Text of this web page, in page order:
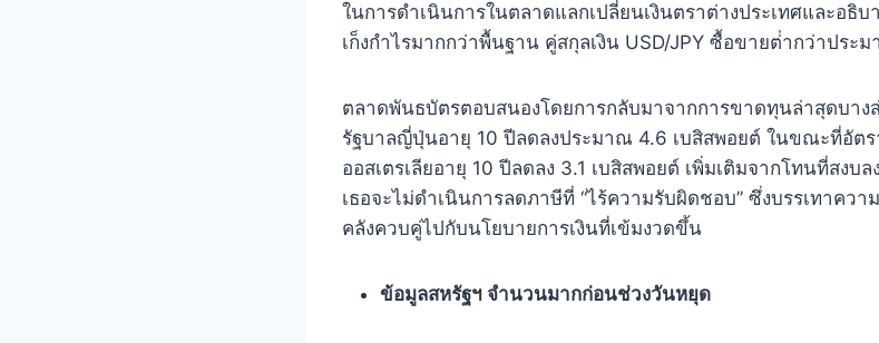
ในการดําเนินการในตลาดแลกเปลี่ยนเงินตราต่างประเทศและอธิ
เก็งกําไรมากกว่าพื้นฐาน คู่สกุลเงิน USD/JPY ซื้อขายต่ํากว่าประ
ตลาดพันธบัตรตอบสนองโดยการกลับมาจากการขาดทุนล่าสุดบา
รัฐบาลญี่ปุ่นอายุ 10 ปีลดลงประมาณ 4.6 เบสิสพอยต์ ในขณะที่อัต
ออสเตรเลียอายุ 10 ปีลดลง 3.1 เบสิสพอยต์ เพิ่มเติมจากโทนที่สงบ
เธอจะไม่ดําเนินการลดภาษีที่ “ไร้ความรับผิดชอบ” ซึ่งบรรเทาควา
คลังควบคู่ไปกับนโยบายการเงินที่เข้มงวดขึ้น
ข้อมูลสหรัฐฯ จํานวนมากก่อนช่วงวันหยุด